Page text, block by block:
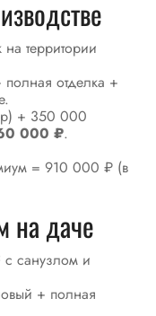
территории
отделка +
+ 350 000
000 ₽.
= 910 000 ₽ (в
на даче
с санузлом и
+ полная